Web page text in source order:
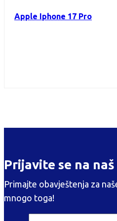
Apple Iphone 17 Pro
Prijavite se na
Primajte obavještenja za
mnogo toga!